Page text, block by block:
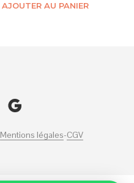
AJOUTER AU PANIER
Mentions légales-CGV